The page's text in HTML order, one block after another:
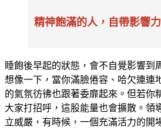
精神飽滿的人，自帶影響力
睡飽後早起的狀態，會不自覺影響到
想像一下，當你滿臉倦容、哈欠連連
的氣氛彷彿也跟著委靡起來。但若你
大家打招呼，這股能量也會擴散。領
立威嚴，有時候，一個充滿活力的開